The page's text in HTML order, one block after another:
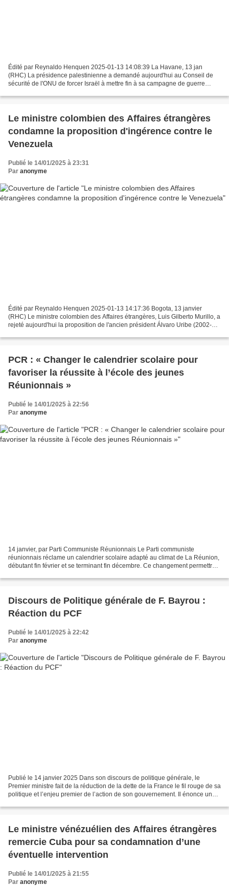
Édité par Reynaldo Henquen 2025-01-13 14:08:39 La Havane, 13 jan
(RHC) La présidence palestinienne a demandé aujourd'hui au Conseil de
sécurité de l'ONU de forcer Israël à mettre fin à sa campagne de guerre
Le ministre colombien des Affaires étrangères
condamne la proposition d'ingérence contre le
Venezuela
Publié le 14/01/2025 à 23:31
Par anonyme
Édité par Reynaldo Henquen 2025-01-13 14:17:36 Bogota, 13 janvier
(RHC) Le ministre colombien des Affaires étrangères, Luis Gilberto Murillo, a
rejeté aujourd'hui la proposition de l'ancien président Álvaro Uribe (2002-
PCR : « Changer le calendrier scolaire pour
favoriser la réussite à l’école des jeunes
Réunionnais »
Publié le 14/01/2025 à 22:56
Par anonyme
14 janvier, par Parti Communiste Réunionnais Le Parti communiste
réunionnais réclame un calendrier scolaire adapté au climat de La Réunion,
débutant fin février et se terminant fin décembre. Ce changement permettrait
Discours de Politique générale de F. Bayrou :
Réaction du PCF
Publié le 14/01/2025 à 22:42
Par anonyme
Publié le 14 janvier 2025 Dans son discours de politique générale, le
Premier ministre fait de la réduction de la dette de la France le fil rouge de sa
politique et l’enjeu premier de l’action de son gouvernement. Il énonce une
Le ministre vénézuélien des Affaires étrangères
remercie Cuba pour sa condamnation d’une
éventuelle intervention
Publié le 14/01/2025 à 21:55
Par anonyme